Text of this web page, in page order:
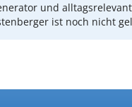
und
ist noch nicht